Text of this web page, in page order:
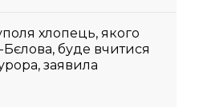
хлопець, якого
буде вчитися
заявила